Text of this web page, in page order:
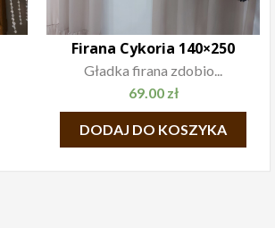
Firana Cykoria 140×250
Gładka firana zdobio...
69.00 zł
DODAJ DO KOSZYKA